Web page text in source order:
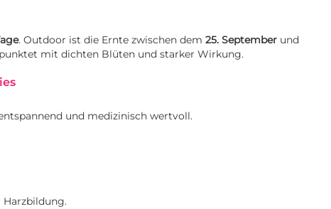
. Outdoor ist die Ernte zwischen dem 25. September und
mit dichten Blüten und starker Wirkung.
und medizinisch wertvoll.
Harzbildung.